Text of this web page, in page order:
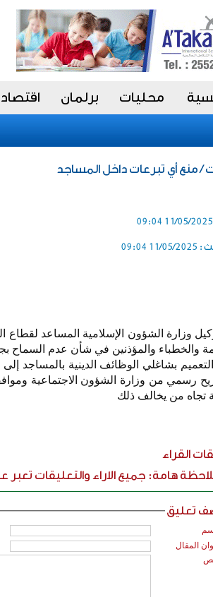
محليات برلمان اقتصاد
/ منع أي تبرعات داخل المساجد
11/05/2025 09:04
:
11/05/2025 09:04
والخطباء والمؤذنين في شأن عدم السماح
بشاغلي الوظائف الدينية بالمساجد
رسمي من وزارة الشؤون الاجتماعية
تجاه من يخالف ذلك
القراء
هامة: جميع الاراء والتعليقات
تعليق
المقال